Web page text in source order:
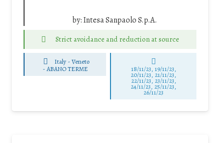
by:Intesa Sanpaolo S.p.A.
Strict avoidance and reduction at source
Italy - Veneto
- ABANO TERME 18/11/23, 19/11/23,
20/11/23, 21/11/23,
22/11/23, 23/11/23,
24/11/23, 25/11/23,
26/11/23